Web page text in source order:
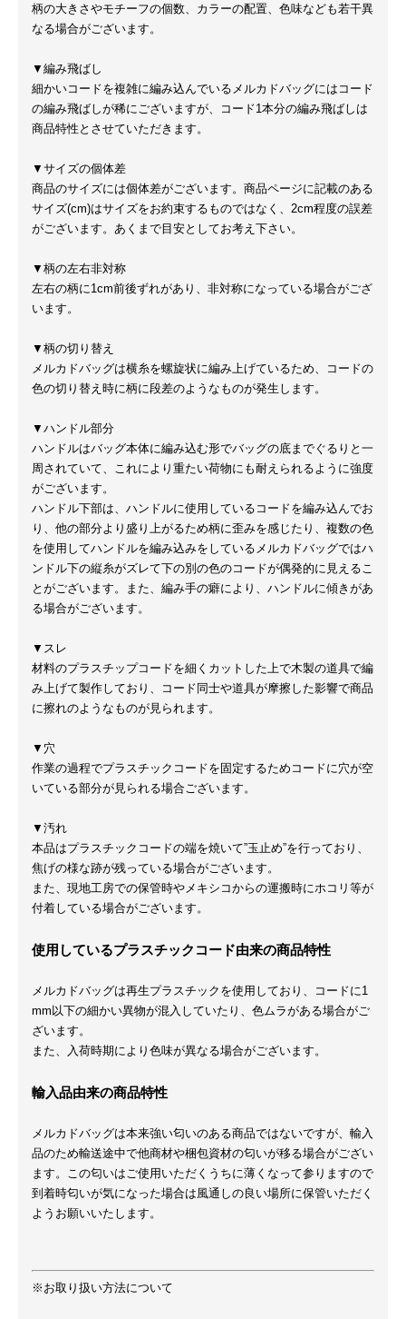
柄の大きさやモチーフの個数、カラーの配置、色味なども若干異
なる場合がございます。
▼編み飛ばし
細かいコードを複雑に編み込んでいるメルカドバッグにはコード
の編み飛ばしが稀にございますが、コード1本分の編み飛ばしは
商品特性とさせていただきます。
▼サイズの個体差
商品のサイズには個体差がございます。商品ページに記載のある
サイズ(cm)はサイズをお約束するものではなく、2cm程度の誤差
がございます。あくまで目安としてお考え下さい。
▼柄の左右非対称
左右の柄に1cm前後ずれがあり、非対称になっている場合がござ
います。
▼柄の切り替え
メルカドバッグは横糸を螺旋状に編み上げているため、コードの
色の切り替え時に柄に段差のようなものが発生します。
▼ハンドル部分
ハンドルはバッグ本体に編み込む形でバッグの底までぐるりと一
周されていて、これにより重たい荷物にも耐えられるように強度
がございます。
ハンドル下部は、ハンドルに使用しているコードを編み込んでお
り、他の部分より盛り上がるため柄に歪みを感じたり、複数の色
を使用してハンドルを編み込みをしているメルカドバッグではハ
ンドル下の縦糸がズレて下の別の色のコードが偶発的に見えるこ
とがございます。また、編み手の癖により、ハンドルに傾きがあ
る場合がございます。
▼スレ
材料のプラスチップコードを細くカットした上で木製の道具で編
み上げて製作しており、コード同士や道具が摩擦した影響で商品
に擦れのようなものが見られます。
▼穴
作業の過程でプラスチックコードを固定するためコードに穴が空
いている部分が見られる場合ございます。
▼汚れ
本品はプラスチックコードの端を焼いて”玉止め”を行っており、
焦げの様な跡が残っている場合がございます。
また、現地工房での保管時やメキシコからの運搬時にホコリ等が
付着している場合がございます。
使用しているプラスチックコード由来の商品特性
メルカドバッグは再生プラスチックを使用しており、コードに1
mm以下の細かい異物が混入していたり、色ムラがある場合がご
ざいます。
また、入荷時期により色味が異なる場合がございます。
輸入品由来の商品特性
メルカドバッグは本来強い匂いのある商品ではないですが、輸入
品のため輸送途中で他商材や梱包資材の匂いが移る場合がござい
ます。この匂いはご使用いただくうちに薄くなって参りますので
到着時匂いが気になった場合は風通しの良い場所に保管いただく
ようお願いいたします。
※お取り扱い方法について